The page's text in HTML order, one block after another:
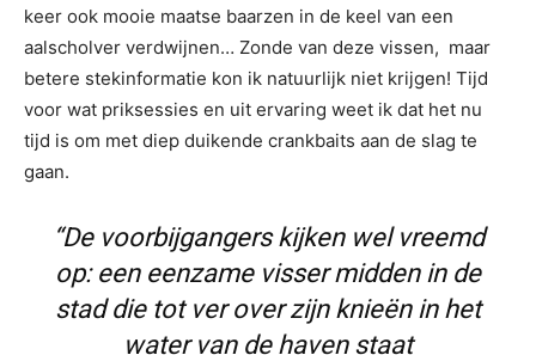
keer ook mooie maatse baarzen in de keel van een
aalscholver verdwijnen… Zonde van deze vissen, maar
betere stekinformatie kon ik natuurlijk niet krijgen! Tijd
voor wat priksessies en uit ervaring weet ik dat het nu
tijd is om met diep duikende crankbaits aan de slag te
gaan.
“De voorbijgangers kijken wel vreemd
op: een eenzame visser midden in de
stad die tot ver over zijn knieën in het
water van de haven staat